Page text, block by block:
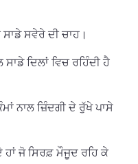
ਸਾਡੇ ਸਵੇਰੇ ਦੀ ਚਾਹ।
ਦਿਲਾਂ ਵਿਚ ਰਹਿੰਦੀ ਹੈ
ਨਾਲ ਜ਼ਿੰਦਗੀ ਦੇ ਰੁੱਖੇ ਪਾਸੇ
ਜੋ ਸਿਰਫ਼ ਮੌਜੂਦ ਰਹਿ ਕੇ